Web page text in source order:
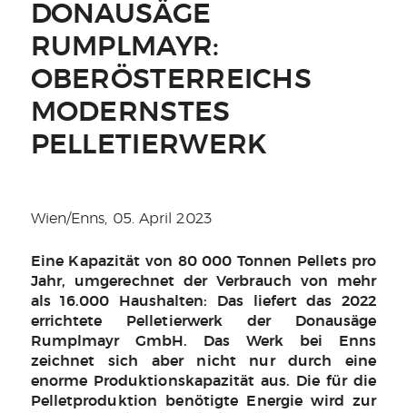
DONAUSÄGE
RUMPLMAYR:
OBERÖSTERREICHS
MODERNSTES
PELLETIERWERK
Wien/Enns, 05. April 2023
Eine Kapazität von 80 000 Tonnen Pellets pro
Jahr, umgerechnet der Verbrauch von mehr
als 16.000 Haushalten: Das liefert das 2022
errichtete Pelletierwerk der Donausäge
Rumplmayr GmbH. Das Werk bei Enns
zeichnet sich aber nicht nur durch eine
enorme Produktionskapazität aus. Die für die
Pelletproduktion benötigte Energie wird zur